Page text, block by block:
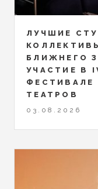
ЛУЧШИЕ
БЛИЖНЕГО
УЧАСТИЕ В
ФЕСТИВАЛЕ
ТЕАТРОВ
03.08.2026